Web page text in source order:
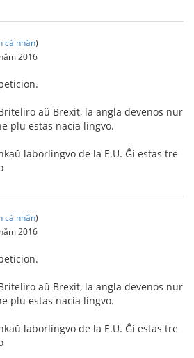
cá nhân)
2016
aŭ Brexit, la angla devenos nur
plu estas nacia lingvo.
laborlingvo de la E.U. Ĝi estas tre
cá nhân)
2016
aŭ Brexit, la angla devenos nur
plu estas nacia lingvo.
laborlingvo de la E.U. Ĝi estas tre